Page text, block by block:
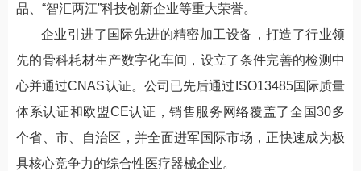
品、“智汇两江”科技创新企业等重大荣誉。
企业引进了国际先进的精密加工设备，打造了行业领
先的骨科耗材生产数字化车间，设立了条件完善的检测中
心并通过CNAS认证。公司已先后通过ISO13485国际质量
体系认证和欧盟CE认证，销售服务网络覆盖了全国30多
个省、市、自治区，并全面进军国际市场，正快速成为极
具核心竞争力的综合性医疗器械企业。